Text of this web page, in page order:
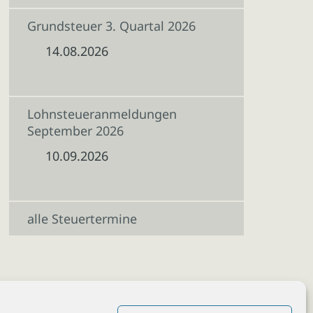
Grundsteuer 3. Quartal 2026
14.08.2026
Lohnsteueranmeldungen
September 2026
10.09.2026
alle Steuertermine